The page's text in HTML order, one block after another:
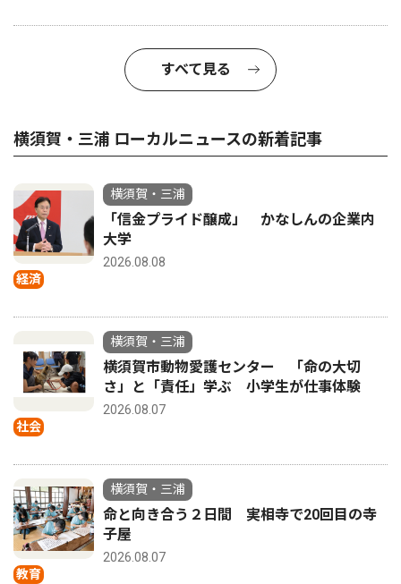
すべて見る
横須賀・三浦 ローカルニュースの新着記事
経済
横須賀・三浦
「信金プライド醸成」 かなしんの企業内
大学
2026.08.08
社会
横須賀・三浦
横須賀市動物愛護センター 「命の大切
さ」と「責任」学ぶ 小学生が仕事体験
2026.08.07
教育
横須賀・三浦
命と向き合う２日間 実相寺で20回目の寺
子屋
2026.08.07